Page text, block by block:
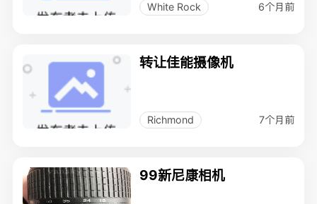
White Rock 6个月前
转让佳能摄像机
Richmond 7个月前
99新尼康相机